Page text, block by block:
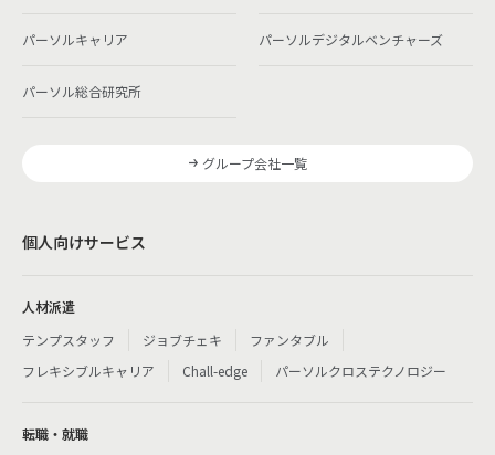
パーソルキャリア パーソルデジタルベンチャーズ
パーソル総合研究所
グループ会社一覧
個人向けサービス
人材派遣
テンプスタッフ
ジョブチェキ
ファンタブル
フレキシブルキャリア
Chall-edge パーソルクロステクノロジー
転職・就職